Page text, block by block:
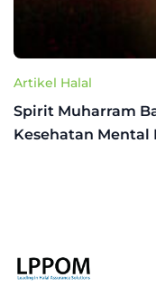
Artikel Halal
Spirit Muharram
Kesehatan Mental